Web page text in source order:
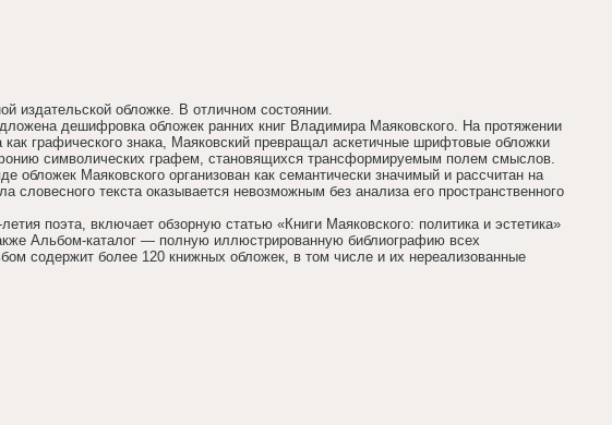
издательской обложке. В отличном состоянии.
дешифровка обложек ранних книг Владимира Маяковского. На протяжении
как графического знака, Маяковский превращал аскетичные шрифтовые обложки
символических графем, становящихся трансформируемым полем смыслов.
обложек Маяковского организован как семантически значимый и рассчитан на
словесного текста оказывается невозможным без анализа его пространственного
поэта, включает обзорную статью «Книги Маяковского: политика и эстетика»
Альбом-каталог — полную иллюстрированную библиографию всех
содержит более 120 книжных обложек, в том числе и их нереализованные